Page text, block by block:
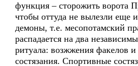
функция – сторожить ворота
чтобы оттуда не вылезли еще
демоны, т.е. месопотамский
распадается на два
ритуала: возжжения факелов
состязания. Спортивные